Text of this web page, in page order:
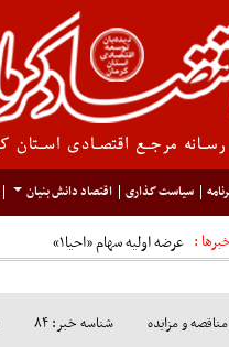
سیاست گذاری اقتصاد دانش بنیان
: عرضه اولیه سهام «احیا۱»
و مزایده شناسه خبر: ۸۴